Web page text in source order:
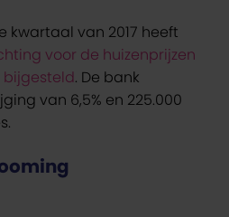
kwartaal van 2017 heeft
voor de huizenprijzen
. De bank
van 6,5% en 225.000